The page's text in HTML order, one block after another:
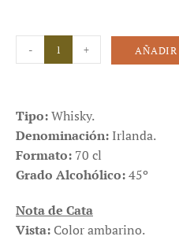
- + AÑADIR
Tipo:Whisky.
Denominación: Irlanda.
Formato: 70 cl
Grado Alcohólico:45º
Nota de Cata
Vista: Color ambarino.